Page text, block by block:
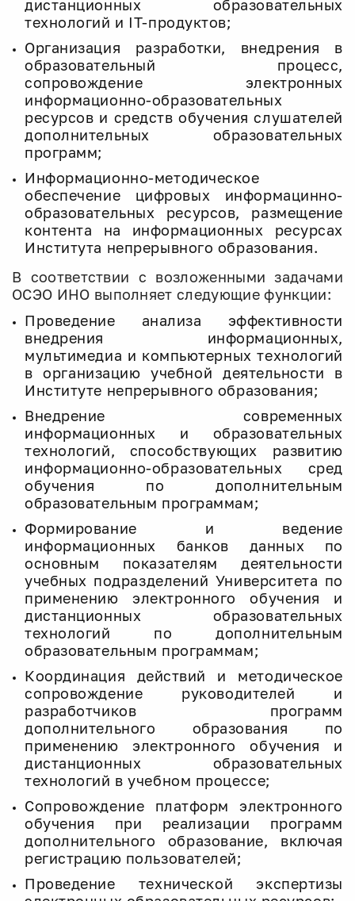
дистанционных образовательных
технологий и IT-продуктов;
Организация разработки, внедрения в
образовательный процесс,
сопровождение электронных
информационно-образовательных
ресурсов и средств обучения слушателей
дополнительных образовательных
программ;
Информационно-методическое
обеспечение цифровых информацинно-
образовательных ресурсов, размещение
контента на информационных ресурсах
Института непрерывного образования.
В соответствии с возложенными задачами
ОСЭО ИНО выполняет следующие функции:
Проведение анализа эффективности
внедрения информационных,
мультимедиа и компьютерных технологий
в организацию учебной деятельности в
Институте непрерывного образования;
Внедрение современных
информационных и образовательных
технологий, способствующих развитию
информационно-образовательных сред
обучения по дополнительным
образовательным программам;
Формирование и ведение
информационных банков данных по
основным показателям деятельности
учебных подразделений Университета по
применению электронного обучения и
дистанционных образовательных
технологий по дополнительным
образовательным программам;
Координация действий и методическое
сопровождение руководителей и
разработчиков программ
дополнительного образования по
применению электронного обучения и
дистанционных образовательных
технологий в учебном процессе;
Сопровождение платформ электронного
обучения при реализации программ
дополнительного образование, включая
регистрацию пользователей;
Проведение технической экспертизы